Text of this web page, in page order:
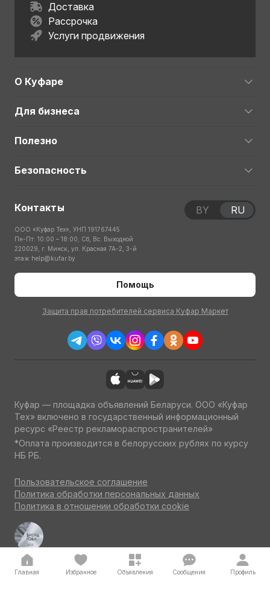
Доставка
Рассрочка
Услуги продвижения
О Куфаре
Для бизнеса
Полезно
Безопасность
Контакты
ООО «Куфар Тех», УНП 191767445
Пн-Пт: 10:00 – 18:00; Сб, Вс: Выходной
220029, г. Минск, ул. Красная 7А-2, 3-й
этаж help@kufar.by
Помощь
Защита прав потребителей сервиса Куфар Маркет
BY RU
Куфар — площадка объявлений Беларуси. ООО «Куфар
Тех» включено в государственный информационный
ресурс «Реестр рекламораспространителей»
*Оплата производится в белорусских рублях по курсу
НБ РБ.
Пользовательское соглашение
Политика обработки персональных данных
Политика в отношении обработки cookie
Куфар Авто — одна из ведущих площадок об авто
по итогам потребительского голосования на конкурсе
«Бренд года» 2023
Главная Избранное Объявления Сообщения Профиль